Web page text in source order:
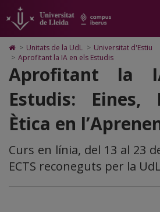
IA_estudis
pàgina
principal.
Universitat
contingut
principal
pàgina
Mapa
Web.
Universitat
Lleida
Cerca
Accessibilitat.
Universitat
Lleida
Icono
de
Home
para
a
la
página
de
> Unitats de la UdL > Universitat d'Estiu
> Aprofitant la IA en els Estudis
Aprofitant la
Estudis: Eines,
Ètica en
Curs en línia, del 13 al 23
ECTS reconeguts per la